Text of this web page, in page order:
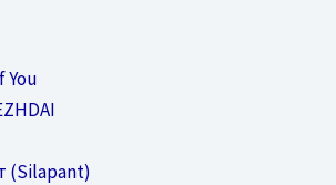
You
(Silapant)